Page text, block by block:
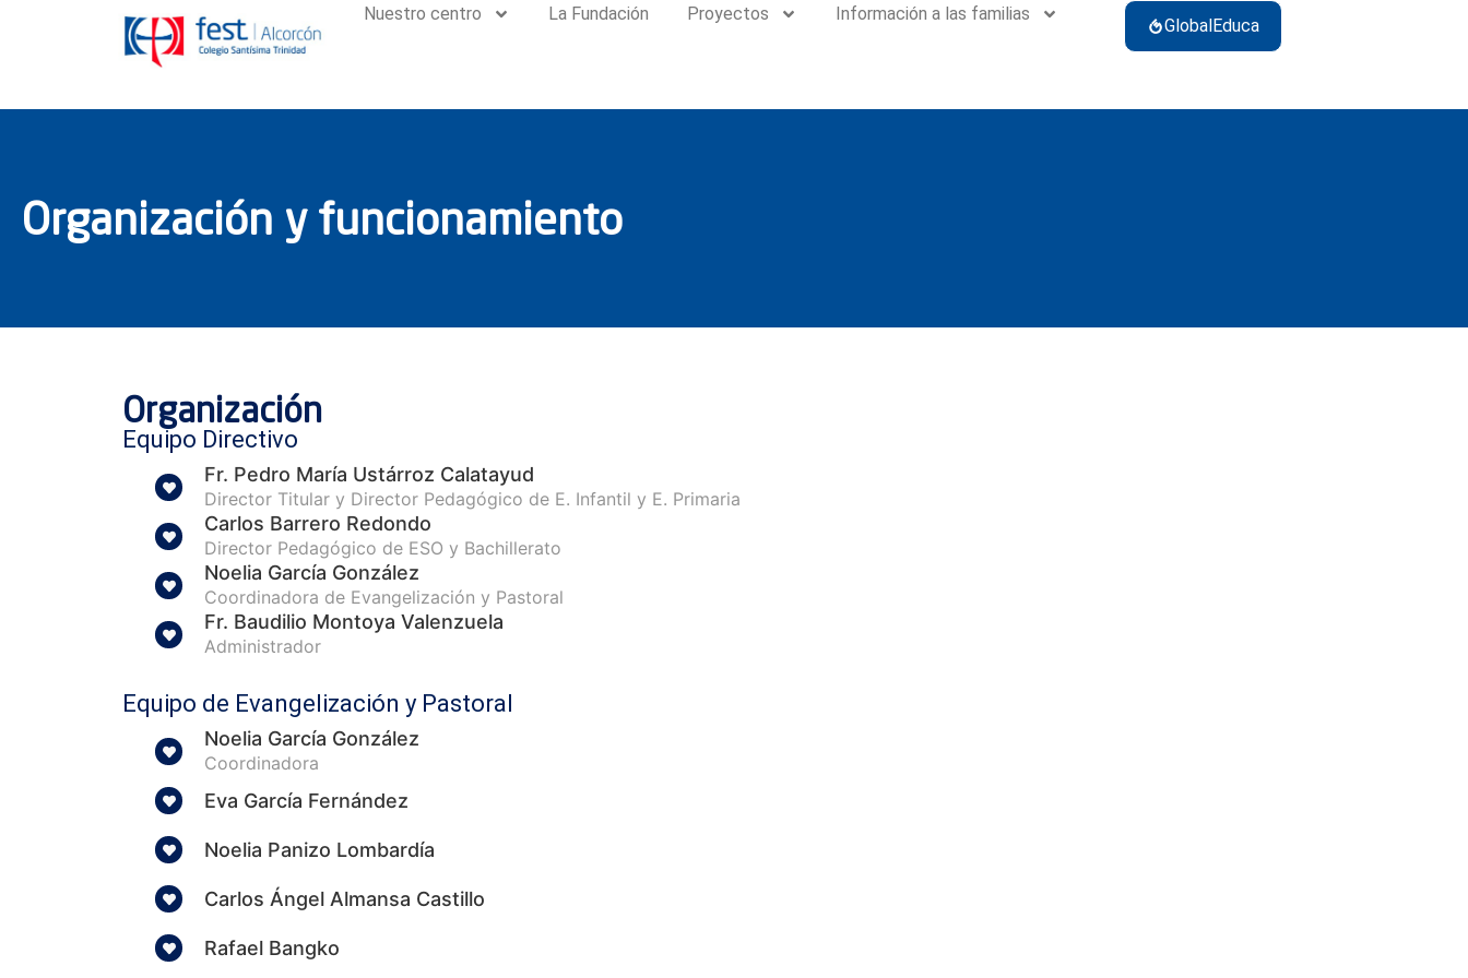
Nuestro centro La Fundación Proyectos Información a las familias
GlobalEduca
Organización y funcionamiento
Organización
Equipo Directivo
Fr. Pedro María Ustárroz Calatayud
Director Titular y Director Pedagógico de E. Infantil y E. Primaria
Carlos Barrero Redondo
Director Pedagógico de ESO y Bachillerato
Noelia García González
Coordinadora de Evangelización y Pastoral
Fr. Baudilio Montoya Valenzuela
Administrador
Equipo de Evangelización y Pastoral
Noelia García González
Coordinadora
Eva García Fernández
Noelia Panizo Lombardía
Carlos Ángel Almansa Castillo
Rafael Bangko